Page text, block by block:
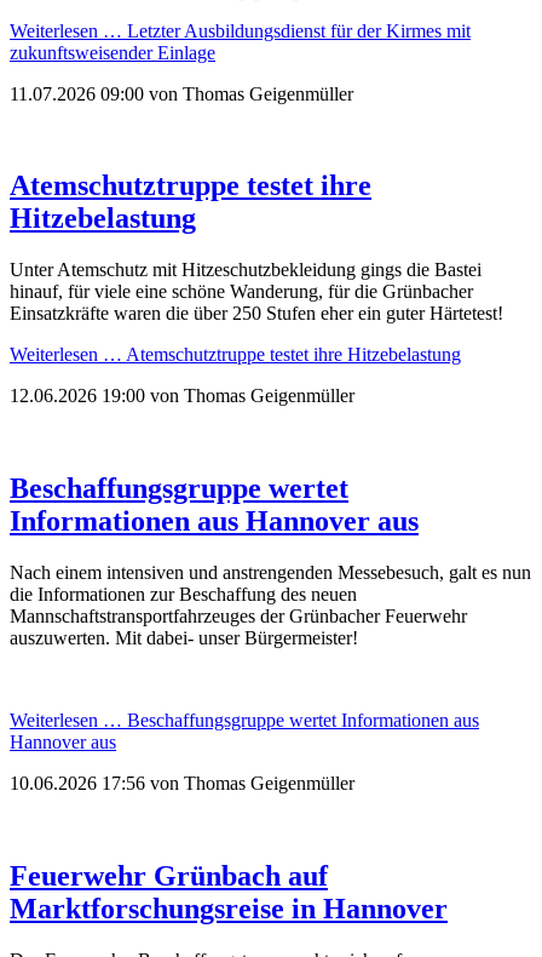
Weiterlesen … Letzter Ausbildungsdienst für der Kirmes mit
zukunftsweisender Einlage
11.07.2026 09:00 von Thomas Geigenmüller
Atemschutztruppe testet ihre
Hitzebelastung
Unter Atemschutz mit Hitzeschutzbekleidung gings die Bastei
hinauf, für viele eine schöne Wanderung, für die Grünbacher
Einsatzkräfte waren die über 250 Stufen eher ein guter Härtetest!
Weiterlesen … Atemschutztruppe testet ihre Hitzebelastung
12.06.2026 19:00 von Thomas Geigenmüller
Beschaffungsgruppe wertet
Informationen aus Hannover aus
Nach einem intensiven und anstrengenden Messebesuch, galt es nun
die Informationen zur Beschaffung des neuen
Mannschaftstransportfahrzeuges der Grünbacher Feuerwehr
auszuwerten. Mit dabei- unser Bürgermeister!
Weiterlesen … Beschaffungsgruppe wertet Informationen aus
Hannover aus
10.06.2026 17:56 von Thomas Geigenmüller
Feuerwehr Grünbach auf
Marktforschungsreise in Hannover